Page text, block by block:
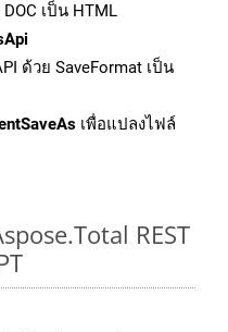
เป็น HTML
ด้วย SaveFormat เป็น
เพื่อแปลงไฟล์
REST